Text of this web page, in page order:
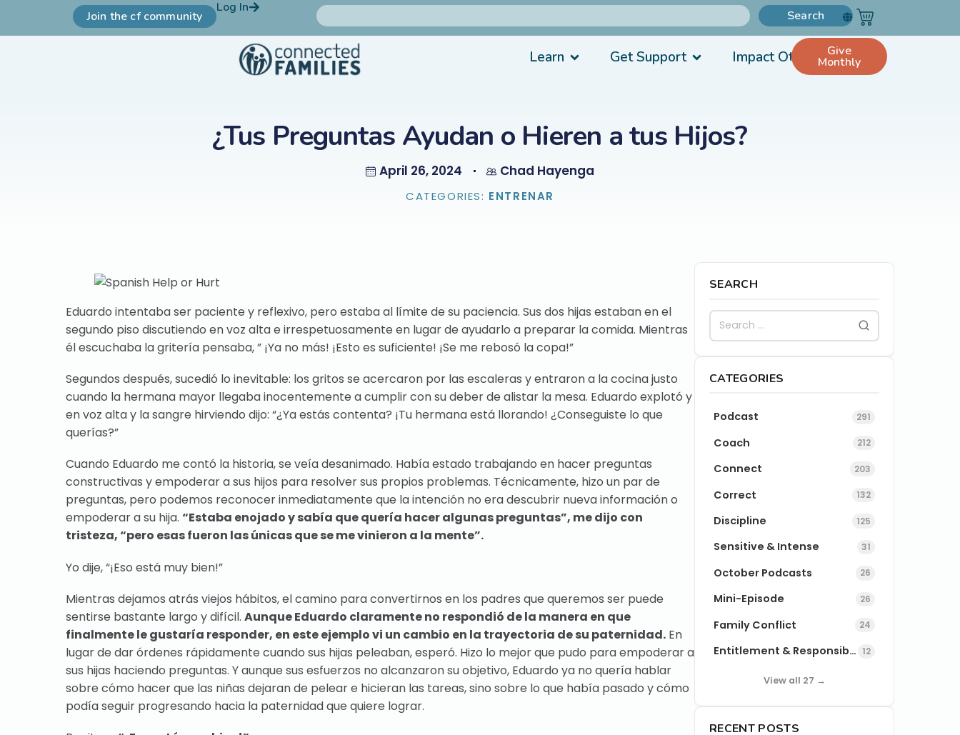
Join the cf community
Log In
Search
Learn Get Support Impact Others Give
Monthly
¿Tus Preguntas Ayudan o Hieren a tus Hijos?
April 26, 2024 Chad Hayenga
CATEGORIES: ENTRENAR
Eduardo intentaba ser paciente y reflexivo, pero estaba al límite de su paciencia. Sus dos hijas estaban en el
segundo piso discutiendo en voz alta e irrespetuosamente en lugar de ayudarlo a preparar la comida. Mientras
él escuchaba la gritería pensaba, ” ¡Ya no más! ¡Esto es suficiente! ¡Se me rebosó la copa!”
Segundos después, sucedió lo inevitable: los gritos se acercaron por las escaleras y entraron a la cocina justo
cuando la hermana mayor llegaba inocentemente a cumplir con su deber de alistar la mesa. Eduardo explotó y
en voz alta y la sangre hirviendo dijo: “¿Ya estás contenta? ¡Tu hermana está llorando! ¿Conseguiste lo que
querías?”
Cuando Eduardo me contó la historia, se veía desanimado. Había estado trabajando en hacer preguntas
constructivas y empoderar a sus hijos para resolver sus propios problemas. Técnicamente, hizo un par de
preguntas, pero podemos reconocer inmediatamente que la intención no era descubrir nueva información o
empoderar a su hija. “Estaba enojado y sabía que quería hacer algunas preguntas”, me dijo con
tristeza, “pero esas fueron las únicas que se me vinieron a la mente”.
Yo dije, “¡Eso está muy bien!”
Mientras dejamos atrás viejos hábitos, el camino para convertirnos en los padres que queremos ser puede
sentirse bastante largo y difícil. Aunque Eduardo claramente no respondió de la manera en que
finalmente le gustaría responder, en este ejemplo vi un cambio en la trayectoria de su paternidad. En
lugar de dar órdenes rápidamente cuando sus hijas peleaban, esperó. Hizo lo mejor que pudo para empoderar a
sus hijas haciendo preguntas. Y aunque sus esfuerzos no alcanzaron su objetivo, Eduardo ya no quería hablar
sobre cómo hacer que las niñas dejaran de pelear e hicieran las tareas, sino sobre lo que había pasado y cómo
podía seguir progresando hacia la paternidad que quiere lograr.
SEARCH
CATEGORIES
Podcast 291
Coach 212
Connect 203
Correct 132
Discipline 125
Sensitive & Intense 31
October Podcasts 26
Mini-Episode 26
Family Conflict 24
Entitlement & Responsibility 12
View all 27 →
RECENT POSTS